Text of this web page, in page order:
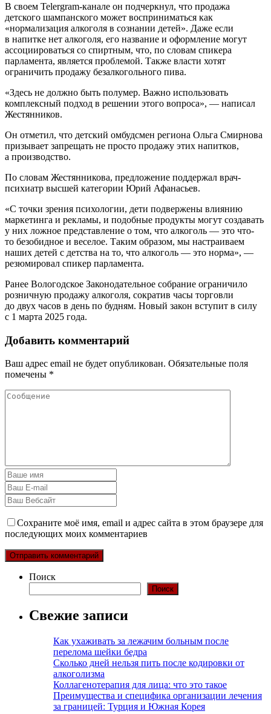
В своем Telergram-канале он подчеркнул, что продажа
детского шампанского может восприниматься как
«нормализация алкоголя в сознании детей». Даже если
в напитке нет алкоголя, его название и оформление могут
ассоциироваться со спиртным, что, по словам спикера
парламента, является проблемой. Также власти хотят
ограничить продажу безалкогольного пива.
«Здесь не должно быть полумер. Важно использовать
комплексный подход в решении этого вопроса», — написал
Жестянников.
Он отметил, что детский омбудсмен региона Ольга Смирнова
призывает запрещать не просто продажу этих напитков,
а производство.
По словам Жестянникова, предложение поддержал врач-
психиатр высшей категории Юрий Афанасьев.
«С точки зрения психологии, дети подвержены влиянию
маркетинга и рекламы, и подобные продукты могут создавать
у них ложное представление о том, что алкоголь — это что-
то безобидное и веселое. Таким образом, мы настраиваем
наших детей с детства на то, что алкоголь — это норма», —
резюмировал спикер парламента.
Ранее Вологодское Законодательное собрание ограничило
розничную продажу алкоголя, сократив часы торговли
до двух часов в день по будням. Новый закон вступит в силу
с 1 марта 2025 года.
Добавить комментарий
Ваш адрес email не будет опубликован. Обязательные поля
помечены *
Сохраните моё имя, email и адрес сайта в этом браузере для
последующих моих комментариев
Поиск
Поиск
Свежие записи
Как ухаживать за лежачим больным после
перелома шейки бедра
Сколько дней нельзя пить после кодировки от
алкоголизма
Коллагенотерапия для лица: что это такое
Преимущества и специфика организации лечения
за границей: Турция и Южная Корея